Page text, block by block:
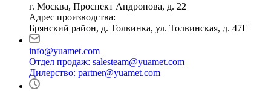
г. Москва, Проспект Андропова, д. 22
Адрес производства:
Брянский район, д. Толвинка, ул. Толвинская, д. 47Г
info@yuamet.com
Отдел продаж: salesteam@yuamet.com
Дилерство: partner@yuamet.com